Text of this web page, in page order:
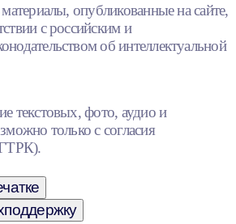
опубликованные на сайте,
с российским и
об интеллектуальной
текстовых, фото, аудио и
только с согласия